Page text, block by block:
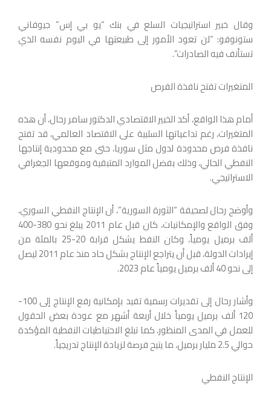
وقال خبير استراتيجيات السلع في بنك “يو بي إس” جيوفاني
ستونوفو: “لن تعود الأمور إلى طبيعتها في اليوم نفسه الذي
تستأنف فيه الصادرات”.
المتغيرات تفتح نافذة الفرص
أمام هذا الواقع، أكد الخبير الاقتصادي الدكتور سامر رحال، أن هذه
المتغيرات، رغم تداعياتها السلبية على الاقتصاد العالمي، قد تفتح
نافذة فرص محدودة لدول مثل سوريا، حتى مع محدودية إنتاجها
النفطي الحالي، وذلك بفضل الموارد المتبقية وموقعها الجغرافي
الاستراتيجي.
وأوضح رحال لصحيفة “الثورة السورية”، أن الإنتاج النفطي السوري،
وفق الواقع والإمكانيات، كان قبل عام 2011 يبلغ نحو 380-400
ألف برميل يومياً، وكان النفط يشكل قرابة 20-25 بالمئة من
إيرادات الدولة، قبل أن يتراجع الإنتاج بشكل حاد منذ عام 2011 ليصل
إلى نحو 40 ألف برميل يومياً عام 2023.
وأشار رحال إلى تقديرات رسمية تفيد بإمكانية رفع الإنتاج إلى 100-
120 ألف برميل يومياً خلال أربعة أشهر مع عودة بعض الحقول
للعمل في المدى المنظور، كما تبلغ الاحتياطيات النفطية المؤكدة
حوالي 2.5 مليار برميل، ما يتيح فرصة لزيادة الإنتاج تدريجياً.
الإنتاج النفطي